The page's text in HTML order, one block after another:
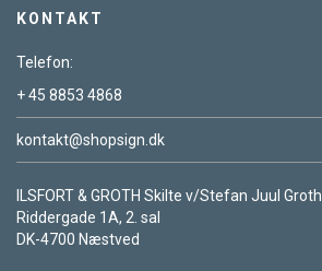
KONTAKT
Telefon:
+ 45 8853 4868
kontakt@shopsign.dk
ILSFORT & GROTH Skilte v/Stefan Juul Groth
Riddergade 1A, 2. sal
DK-4700 Næstved